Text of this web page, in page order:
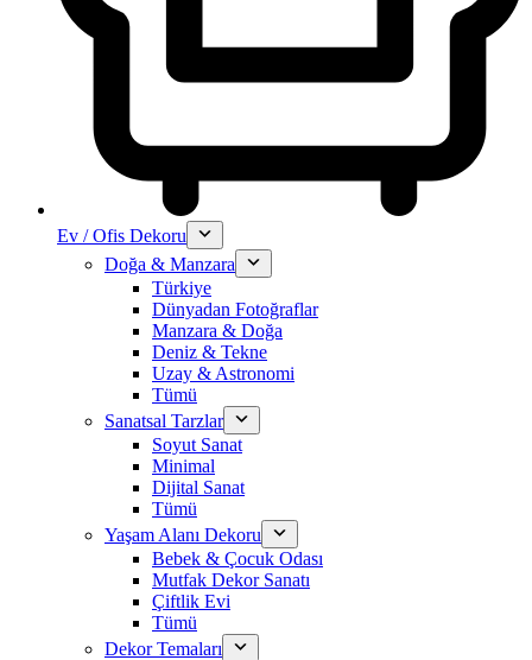
Ev / Ofis Dekoru
Doğa & Manzara
Türkiye
Dünyadan Fotoğraflar
Manzara & Doğa
Deniz & Tekne
Uzay & Astronomi
Tümü
Sanatsal Tarzlar
Soyut Sanat
Minimal
Dijital Sanat
Tümü
Yaşam Alanı Dekoru
Bebek & Çocuk Odası
Mutfak Dekor Sanatı
Çiftlik Evi
Tümü
Dekor Temaları